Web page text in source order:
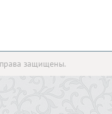
права защищены.